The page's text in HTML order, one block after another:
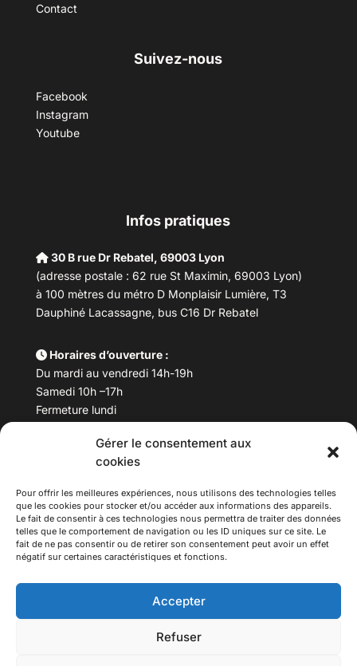
Gérer le consentement aux
cookies
Pour offrir les meilleures expériences, nous utilisons des technologies telles
que les cookies pour stocker et/ou accéder aux informations des appareils.
Le fait de consentir à ces technologies nous permettra de traiter des données
telles que le comportement de navigation ou les ID uniques sur ce site. Le
fait de ne pas consentir ou de retirer son consentement peut avoir un effet
négatif sur certaines caractéristiques et fonctions.
Accepter
Refuser
Contact
Suivez-nous
Facebook
Instagram
Youtube
Infos pratiques
30 B rue Dr Rebatel, 69003 Lyon
(adresse postale : 62 rue St Maximin, 69003 Lyon)
à 100 mètres du métro D Monplaisir Lumière, T3
Dauphiné Lacassagne, bus C16 Dr Rebatel
Horaires d’ouverture :
Du mardi au vendredi 14h-19h
Samedi 10h –17h
Fermeture lundi
Téléphone : 04 78 53 06 40
maisondesculturesasiatiques@asiexpo.com